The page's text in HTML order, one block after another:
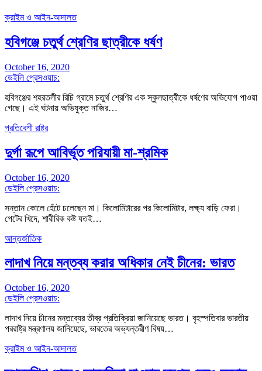
ক্রাইম ও আইন-আদালত
হবিগঞ্জে চতুর্থ শ্রেণির ছাত্রীকে ধর্ষণ
October 16, 2020
ডেইলি প্রেসওয়াচ:
হবিগঞ্জের শহরতলীর রিচি গ্রামে চতুর্থ শ্রেণির এক স্কুলছাত্রীকে ধর্ষণের অভিযোগ পাওয়া
গেছে। এই ঘটনায় অভিযুক্ত নাজির…
প্রতিবেশী রাষ্ট্র
দুর্গা রূপে আবির্ভূত পরিযায়ী মা-শ্রমিক
October 16, 2020
ডেইলি প্রেসওয়াচ:
সন্তান কোলে হেঁটে চলেছেন মা। কিলোমিটারের পর কিলোমিটার, লক্ষ্য বাড়ি ফেরা।
পেটের খিদে, শারীরিক কষ্ট যতই…
আন্তর্জাতিক
লাদাখ নিয়ে মন্তব্য করার অধিকার নেই চীনের: ভারত
October 16, 2020
ডেইলি প্রেসওয়াচ:
লাদাখ নিয়ে চীনের মন্তব্যের তীব্র প্রতিক্রিয়া জানিয়েছে ভারত। বৃহস্পতিবার ভারতীয়
পররাষ্ট্র মন্ত্রণালয় জানিয়েছে, ভারতের অভ্যন্তরীণ বিষয়…
ক্রাইম ও আইন-আদালত